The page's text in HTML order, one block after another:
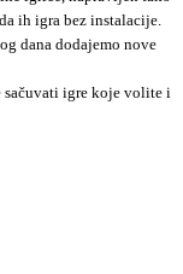
ih igra bez instalacije.
dana dodajemo nove
sačuvati igre koje volite i